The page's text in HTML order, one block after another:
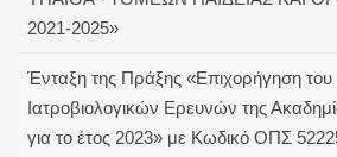
2021-2025»
Ένταξη της Πράξης «Επιχορήγηση του
Ιατροβιολογικών Ερευνών της
για το έτος 2023» με Κωδικό ΟΠΣ